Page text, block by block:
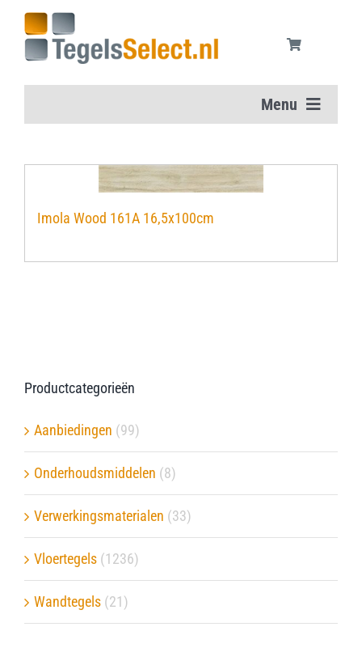
inhoud
Menu
Vloertegels
Verwerkingsmaterialen
Over ons
Contact
Imola Wood 161A 16,5x100cm
Productcategorieën
Aanbiedingen (99)
Onderhoudsmiddelen (8)
Verwerkingsmaterialen (33)
Vloertegels (1236)
Wandtegels (21)